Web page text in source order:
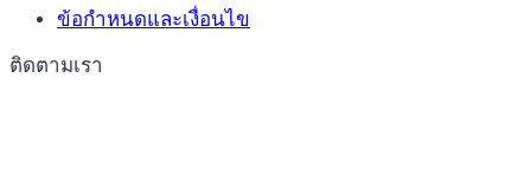
ข้อกำหนดและเงื่อนไข
ติดตามเรา